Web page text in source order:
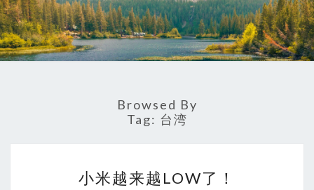
静
水
潜
流
记
录
一
点
生
活
Browsed By
Tag: 台湾
米
小米越来越LOW了！